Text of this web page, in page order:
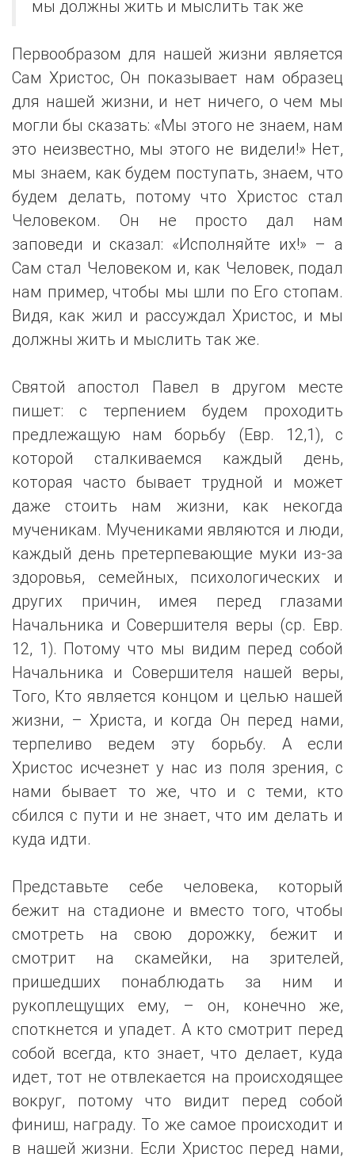
мы должны жить и мыслить так же
Первообразом для нашей жизни является
Сам Христос, Он показывает нам образец
для нашей жизни, и нет ничего, о чем мы
могли бы сказать: «Мы этого не знаем, нам
это неизвестно, мы этого не видели!» Нет,
мы знаем, как будем поступать, знаем, что
будем делать, потому что Христос стал
Человеком. Он не просто дал нам
заповеди и сказал: «Исполняйте их!» – а
Сам стал Человеком и, как Человек, подал
нам пример, чтобы мы шли по Его стопам.
Видя, как жил и рассуждал Христос, и мы
должны жить и мыслить так же.
Святой апостол Павел в другом месте
пишет: с терпением будем проходить
предлежащую нам борьбу (Евр. 12,1), с
которой сталкиваемся каждый день,
которая часто бывает трудной и может
даже стоить нам жизни, как некогда
мученикам. Мучениками являются и люди,
каждый день претерпевающие муки из-за
здоровья, семейных, психологических и
других причин, имея перед глазами
Начальника и Совершителя веры (ср. Евр.
12, 1). Потому что мы видим перед собой
Начальника и Совершителя нашей веры,
Того, Кто является концом и целью нашей
жизни, – Христа, и когда Он перед нами,
терпеливо ведем эту борьбу. А если
Христос исчезнет у нас из поля зрения, с
нами бывает то же, что и с теми, кто
сбился с пути и не знает, что им делать и
куда идти.
Представьте себе человека, который
бежит на стадионе и вместо того, чтобы
смотреть на свою дорожку, бежит и
смотрит на скамейки, на зрителей,
пришедших понаблюдать за ним и
рукоплещущих ему, – он, конечно же,
споткнется и упадет. А кто смотрит перед
собой всегда, кто знает, что делает, куда
идет, тот не отвлекается на происходящее
вокруг, потому что видит перед собой
финиш, награду. То же самое происходит и
в нашей жизни. Если Христос перед нами,